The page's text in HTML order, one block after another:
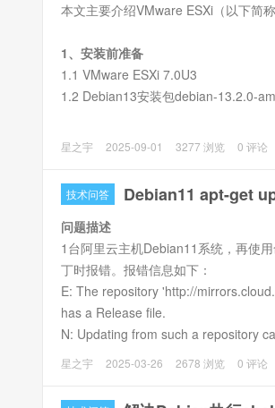
本文主要介绍VMware ESXi（以下简
1、安装前准备
1.1 VMware ESXi 7.0U3
1.2 Debian13安装包debian-13.2.0-
2、环境创建
星之宇 2025-09-01 3277 浏览 0 评论
技术问答 Debian11 apt-get
问题描述
1台阿里云主机Debian11系统，再使
丁时报错。报错信息如下：
E: The repository 'http://
has a Release file.
N: Updating from such a repository
N: See apt-secure(8) manpage for
星之宇 2025-03-26 2678 浏览 0 评论